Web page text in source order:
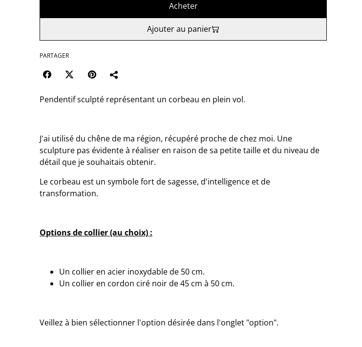
Acheter
Ajouter au panier
PARTAGER
Pendentif sculpté représentant un corbeau en plein vol.
J'ai utilisé du chêne de ma région, récupéré proche de chez moi. Une
sculpture pas évidente à réaliser en raison de sa petite taille et du niveau de
détail que je souhaitais obtenir.
Le corbeau est un symbole fort de sagesse, d'intelligence et de
transformation.
Options de collier (au choix) :
Un collier en acier inoxydable de 50 cm.
Un collier en cordon ciré noir de 45 cm à 50 cm.
Veillez à bien sélectionner l'option désirée dans l'onglet "option".